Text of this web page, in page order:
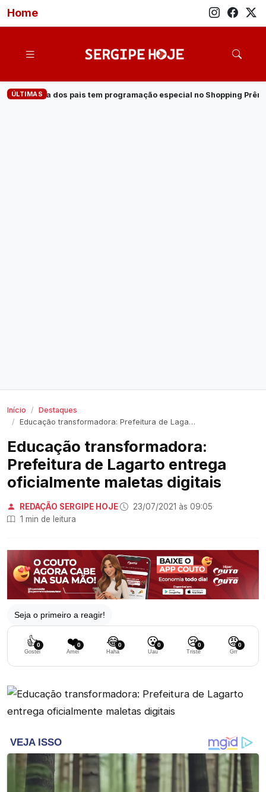
Home
ÚLTIMAS especial no Shopping Prêmio · Veja quem são os
Início
Destaques
Educação transformadora: Prefeitura de Lagarto entrega oficialmente maletas digitais
Educação transformadora:
Prefeitura de Lagarto entrega
oficialmente maletas digitais
REDAÇÃO SERGIPE HOJE· 23/07/2021 às 09:05·
1 min de leitura
Seja o primeiro a reagir!
👍0
Gostei
❤️0
Amei
😂0
Haha
😮0
Uau
😢0
Triste
😡0
Grr